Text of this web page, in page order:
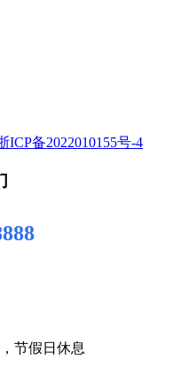
ICP备2022010155号-4
节假日休息